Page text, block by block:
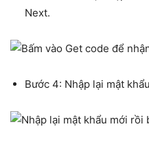
Next.
Bước 4: Nhập lại mật